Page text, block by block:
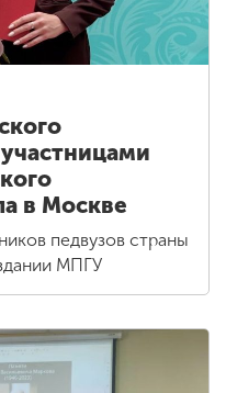
в Москве
педвузов страны
МПГУ